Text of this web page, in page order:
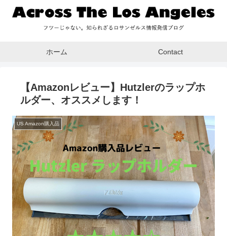
ホーム Contact
【Amazonレビュー】Hutzlerのラップホ
ルダー、オススメします！
US Amazon購入品